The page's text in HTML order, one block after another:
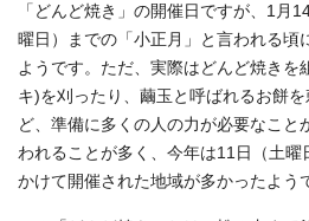
「どんど焼き」の開催日ですが、1月
曜日）までの「小正月」と言われる頃
ようです。ただ、実際はどんど焼きを
キ)を刈ったり、繭玉と呼ばれるお餅
ど、準備に多くの人の力が必要なこと
われることが多く、今年は11日（土曜
かけて開催された地域が多かったよう